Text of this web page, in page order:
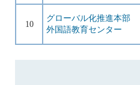
10
グローバル化推進本部
外国語教育センター